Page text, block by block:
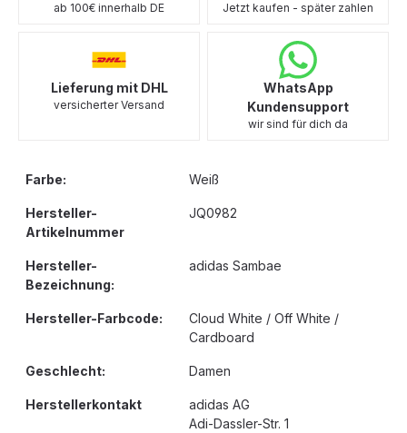
ab 100€ innerhalb DE Jetzt kaufen - später zahlen
Lieferung mit DHL
versicherter Versand
WhatsApp
Kundensupport
wir sind für dich da
Farbe: Weiß
Hersteller-
Artikelnummer
JQ0982
Hersteller-
Bezeichnung:
adidas Sambae
Hersteller-Farbcode:
Cloud White / Off White /
Cardboard
Geschlecht: Damen
Herstellerkontakt
adidas AG
Adi-Dassler-Str. 1